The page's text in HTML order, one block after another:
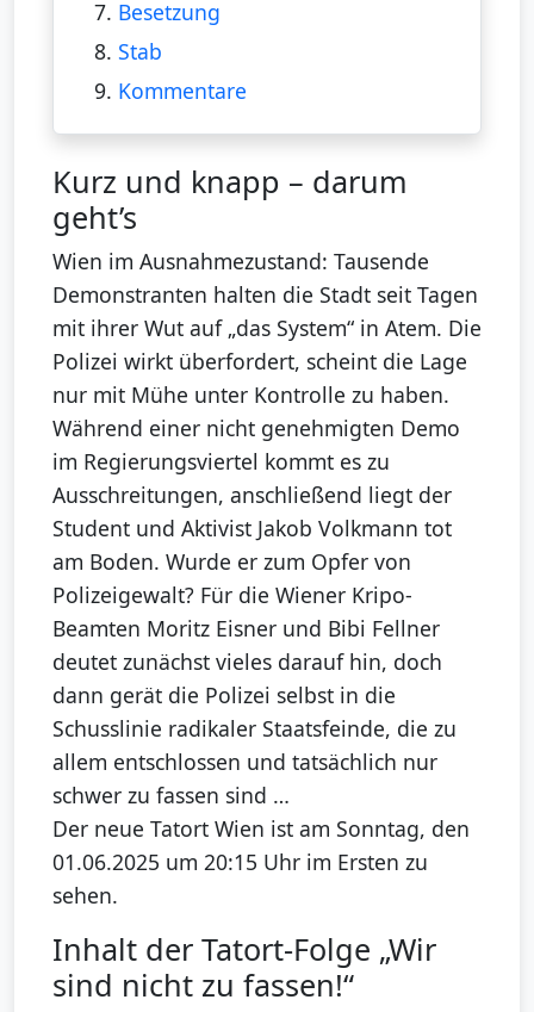
7. Besetzung
8. Stab
9. Kommentare
Kurz und knapp – darum
geht’s
Wien im Ausnahmezustand: Tausende
Demonstranten halten die Stadt seit Tagen
mit ihrer Wut auf „das System“ in Atem. Die
Polizei wirkt überfordert, scheint die Lage
nur mit Mühe unter Kontrolle zu haben.
Während einer nicht genehmigten Demo
im Regierungsviertel kommt es zu
Ausschreitungen, anschließend liegt der
Student und Aktivist Jakob Volkmann tot
am Boden. Wurde er zum Opfer von
Polizeigewalt? Für die Wiener Kripo-
Beamten Moritz Eisner und Bibi Fellner
deutet zunächst vieles darauf hin, doch
dann gerät die Polizei selbst in die
Schusslinie radikaler Staatsfeinde, die zu
allem entschlossen und tatsächlich nur
schwer zu fassen sind …
Der neue Tatort Wien ist am Sonntag, den
01.06.2025 um 20:15 Uhr im Ersten zu
sehen.
Inhalt der Tatort-Folge „Wir
sind nicht zu fassen!“